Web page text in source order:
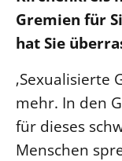
Gremien für
hat Sie
‚Sexualisierte
mehr. In den
für dieses
Menschen